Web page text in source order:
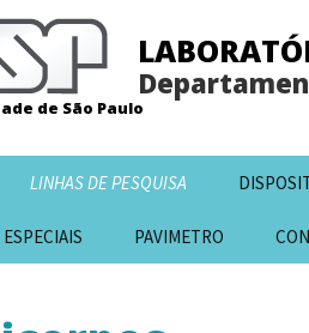
de São Paulo
LINHAS DE PESQUISA
PAVIMETRO